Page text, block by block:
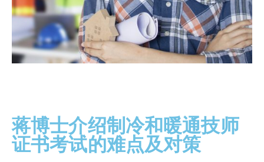
蒋博士介绍制冷和暖通技师
证书考试的难点及对策